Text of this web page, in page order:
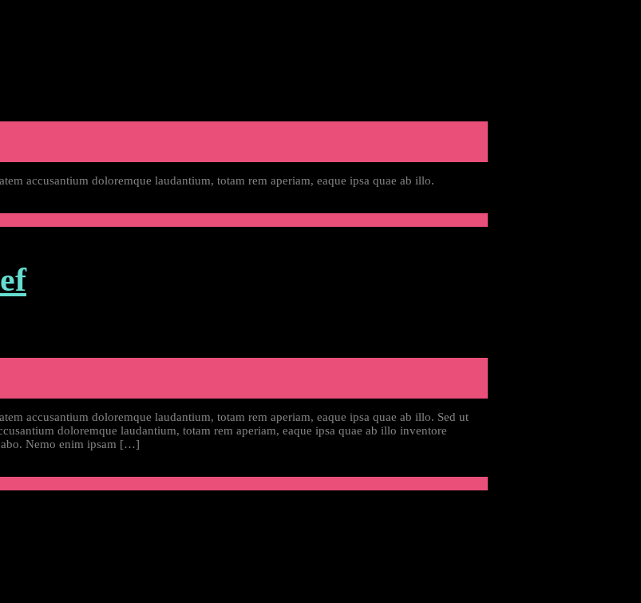
accusantium doloremque laudantium, totam rem aperiam, eaque ipsa quae ab illo.
accusantium doloremque laudantium, totam rem aperiam, eaque ipsa quae ab illo. Sed ut
doloremque laudantium, totam rem aperiam, eaque ipsa quae ab illo inventore
Nemo enim ipsam […]